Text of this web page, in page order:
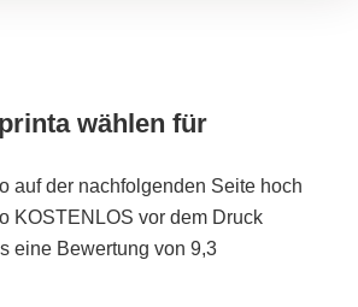
wählen für
auf der nachfolgenden Seite hoch
KOSTENLOS vor dem Druck
eine Bewertung von 9,3